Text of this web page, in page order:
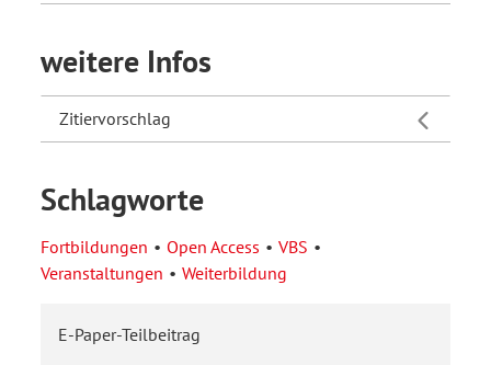
weitere Infos
Zitiervorschlag
Schlagworte
Fortbildungen Open Access
VBS
Veranstaltungen
Weiterbildung
E-Paper-Teilbeitrag